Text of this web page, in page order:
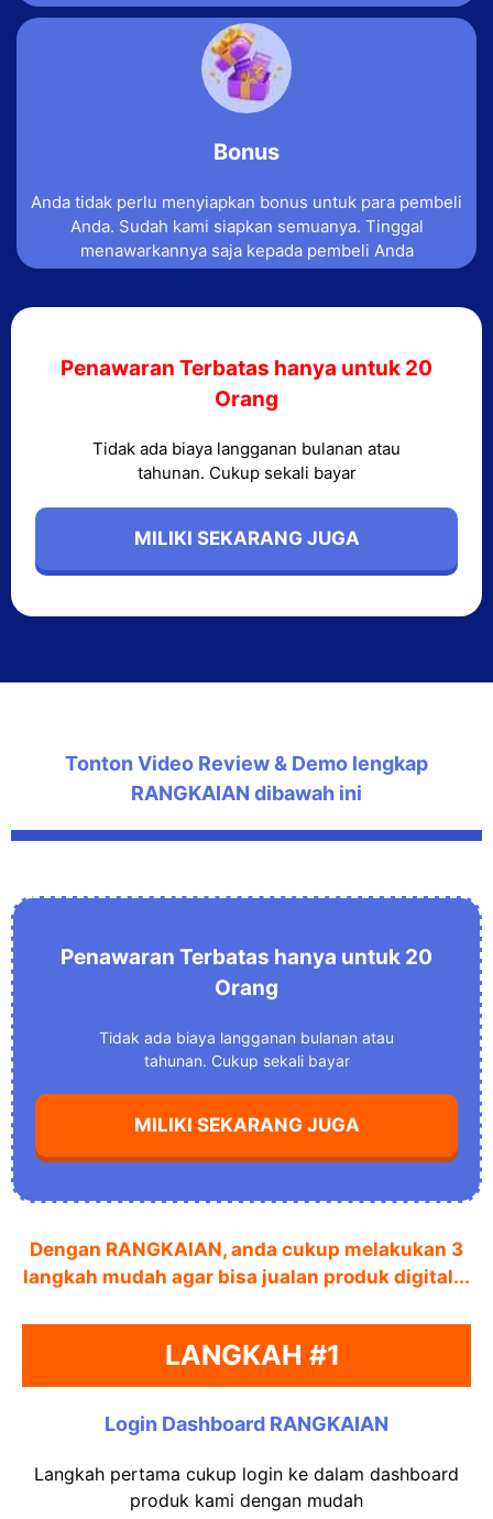
Bonus
Anda tidak perlu menyiapkan bonus untuk para pembeli
Anda. Sudah kami siapkan semuanya. Tinggal
menawarkannya saja kepada pembeli Anda
Penawaran Terbatas hanya untuk 20
Orang
Tidak ada biaya langganan bulanan atau
tahunan. Cukup sekali bayar
MILIKI SEKARANG JUGA
Tonton Video Review & Demo lengkap
RANGKAIAN dibawah ini
Penawaran Terbatas hanya untuk 20
Orang
Tidak ada biaya langganan bulanan atau
tahunan. Cukup sekali bayar
MILIKI SEKARANG JUGA
Dengan RANGKAIAN, anda cukup melakukan 3
langkah mudah agar bisa jualan produk digital...
LANGKAH #1
Login Dashboard RANGKAIAN
Langkah pertama cukup login ke dalam dashboard
produk kami dengan mudah